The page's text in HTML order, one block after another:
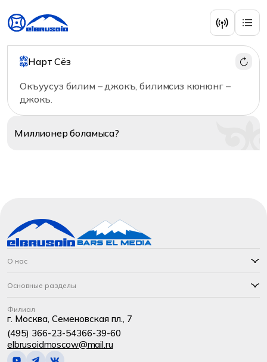
Нарт Сёз
Окъуусуз билим – джокъ, билимсиз кюнюнг –
джокъ.
Миллионерболамыса?
О нас
Основные разделы
Филиал
г. Москва, Семеновская пл., 7
(495) 366-23-54366-39-60
elbrusoidmoscow@mail.ru